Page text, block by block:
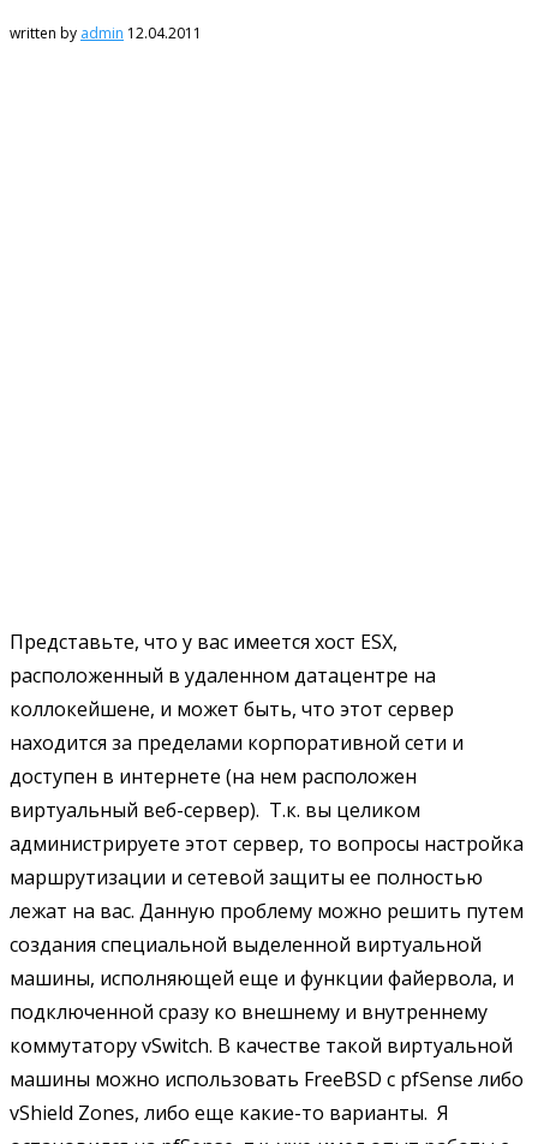
written by admin 12.04.2011
Представьте, что у вас имеется хост ESX,
расположенный в удаленном датацентре на
коллокейшене, и может быть, что этот сервер
находится за пределами корпоративной сети и
доступен в интернете (на нем расположен
виртуальный веб-сервер). Т.к. вы целиком
администрируете этот сервер, то вопросы настройка
маршрутизации и сетевой защиты ее полностью
лежат на вас. Данную проблему можно решить путем
создания специальной выделенной виртуальной
машины, исполняющей еще и функции файервола, и
подключенной сразу ко внешнему и внутреннему
коммутатору vSwitch. В качестве такой виртуальной
машины можно использовать FreeBSD с pfSense либо
vShield Zones, либо еще какие-то варианты. Я